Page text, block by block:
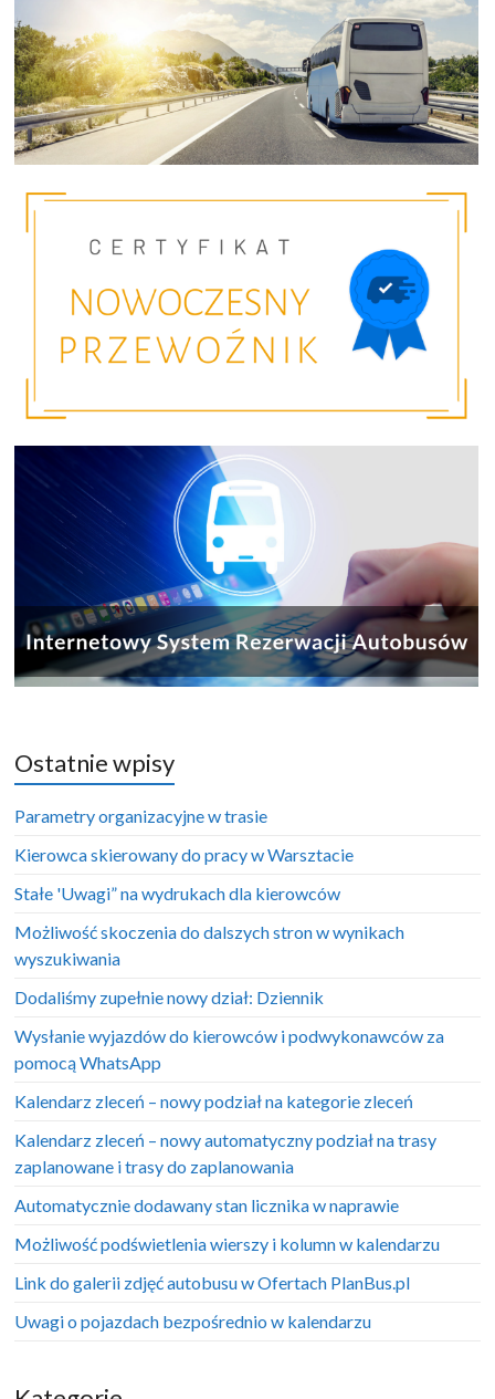
Ostatnie wpisy
Parametry organizacyjne w trasie
Kierowca skierowany do pracy w Warsztacie
Stałe 'Uwagi” na wydrukach dla kierowców
Możliwość skoczenia do dalszych stron w wynikach
wyszukiwania
Dodaliśmy zupełnie nowy dział: Dziennik
Wysłanie wyjazdów do kierowców i podwykonawców za
pomocą WhatsApp
Kalendarz zleceń – nowy podział na kategorie zleceń
Kalendarz zleceń – nowy automatyczny podział na trasy
zaplanowane i trasy do zaplanowania
Automatycznie dodawany stan licznika w naprawie
Możliwość podświetlenia wierszy i kolumn w kalendarzu
Link do galerii zdjęć autobusu w Ofertach PlanBus.pl
Uwagi o pojazdach bezpośrednio w kalendarzu